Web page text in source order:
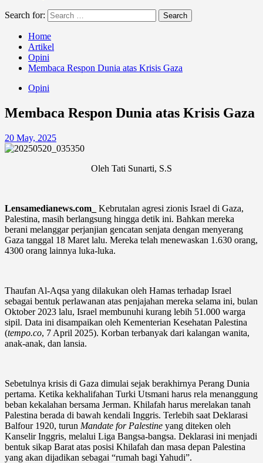
Search for:
Home
Artikel
Opini
Membaca Respon Dunia atas Krisis Gaza
Opini
Membaca Respon Dunia atas Krisis Gaza
20 May, 2025
Oleh Tati Sunarti, S.S
Lensamedianews.com_
Kebrutalan agresi zionis Israel di Gaza,
Palestina, masih berlangsung hingga detik ini. Bahkan mereka
berani melanggar perjanjian gencatan senjata dengan menyerang
Gaza tanggal 18 Maret lalu. Mereka telah menewaskan 1.630 orang,
4300 orang lainnya luka-luka.
Thaufan Al-Aqsa yang dilakukan oleh Hamas terhadap Israel
sebagai bentuk perlawanan atas penjajahan mereka selama ini, bulan
Oktober 2023 lalu, Israel membunuhi kurang lebih 51.000 warga
sipil. Data ini disampaikan oleh Kementerian Kesehatan Palestina
(tempo.co, 7 April 2025). Korban terbanyak dari kalangan wanita,
anak-anak, dan lansia.
Sebetulnya krisis di Gaza dimulai sejak berakhirnya Perang Dunia
pertama. Ketika kekhalifahan Turki Utsmani harus rela menanggung
beban kekalahan bersama Jerman. Khilafah harus merelakan tanah
Palestina berada di bawah kendali Inggris. Terlebih saat Deklarasi
Balfour 1920, turun Mandate for Palestine yang diteken oleh
Kanselir Inggris, melalui Liga Bangsa-bangsa. Deklarasi ini menjadi
bentuk sikap Barat atas posisi Khilafah dan masa depan Palestina
yang akan dijadikan sebagai “rumah bagi Yahudi”.